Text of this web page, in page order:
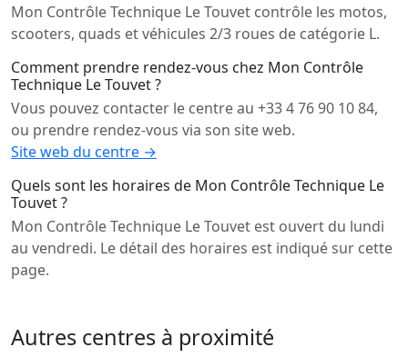
Mon Contrôle Technique Le Touvet contrôle les motos,
scooters, quads et véhicules 2/3 roues de catégorie L.
Comment prendre rendez-vous chez Mon Contrôle
Technique Le Touvet ?
Vous pouvez contacter le centre au +33 4 76 90 10 84,
ou prendre rendez-vous via son site web.
Site web du centre →
Quels sont les horaires de Mon Contrôle Technique Le
Touvet ?
Mon Contrôle Technique Le Touvet est ouvert du lundi
au vendredi. Le détail des horaires est indiqué sur cette
page.
Autres centres à proximité